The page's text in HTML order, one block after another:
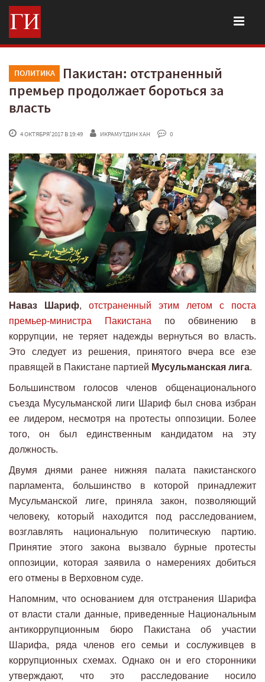
ПОЛИТИКА
Пакистан: отстраненный
премьер продолжает бороться за
власть
4 ОКТЯБРЯ'2017 В 19:49 ИКРАМУТДИН ХАН 0
Наваз Шариф, отстраненный этим летом с поста
премьер-министра Пакистана по обвинению в
коррупции, не теряет надежды вернуться во власть.
Это следует из решения, принятого вчера все езе
правящей в Пакистане партией Мусульманская лига.
Большинством голосов членов общенационального
съезда Мусульманской лиги Шариф был снова избран
ее лидером, несмотря на протесты оппозиции. Более
того, он был единственным кандидатом на эту
должность.
Двумя днями ранее нижняя палата пакистанского
парламента, большинство в которой принадлежит
Мусульманской лиге, приняла закон, позволяющий
человеку, который находится под расследованием,
возглавлять национальную политическую партию.
Принятие этого закона вызвало бурные протесты
оппозиции, которая заявила о намерениях добиться
его отмены в Верховном суде.
Напомним, что основанием для отстранения Шарифа
от власти стали данные, приведенные Национальным
антикоррупционным бюро Пакистана об участии
Шарифа, ряда членов его семьи и сослуживцев в
коррупционных схемах. Однако он и его сторонники
утверждают, что это расследование носило